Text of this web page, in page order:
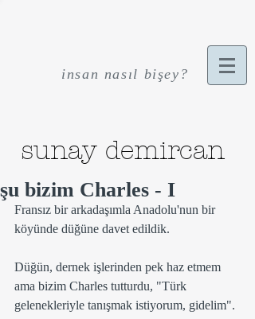
insan nasıl bişey?
sunay demircan
şu bizim Charles - I
Fransız bir arkadaşımla Anadolu'nun bir
köyünde düğüne davet edildik.
Düğün, dernek işlerinden pek haz etmem
ama bizim Charles tutturdu, "Türk
gelenekleriyle tanışmak istiyorum, gidelim".